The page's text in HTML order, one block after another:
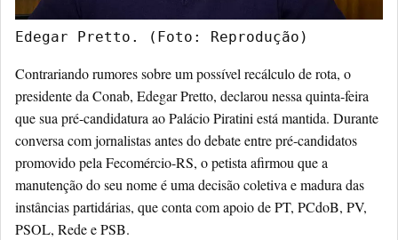
Edegar Pretto. (Foto: Reprodução)
Contrariando rumores sobre um possível recálculo de rota, o
presidente da Conab, Edegar Pretto, declarou nessa quinta-feira
que sua pré-candidatura ao Palácio Piratini está mantida. Durante
conversa com jornalistas antes do debate entre pré-candidatos
promovido pela Fecomércio-RS, o petista afirmou que a
manutenção do seu nome é uma decisão coletiva e madura das
instâncias partidárias, que conta com apoio de PT, PCdoB, PV,
PSOL, Rede e PSB.